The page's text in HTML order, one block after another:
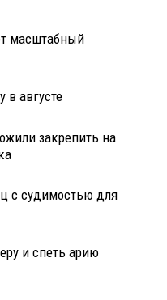
масштабный
в августе
закрепить на
с судимостью для
и спеть арию